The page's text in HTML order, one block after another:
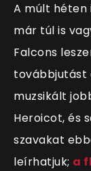
A múlt héten
már túl is
Falcons
továbbjutást
muzsikált
Heroicot, és
szavakat
leírhatjuk; a